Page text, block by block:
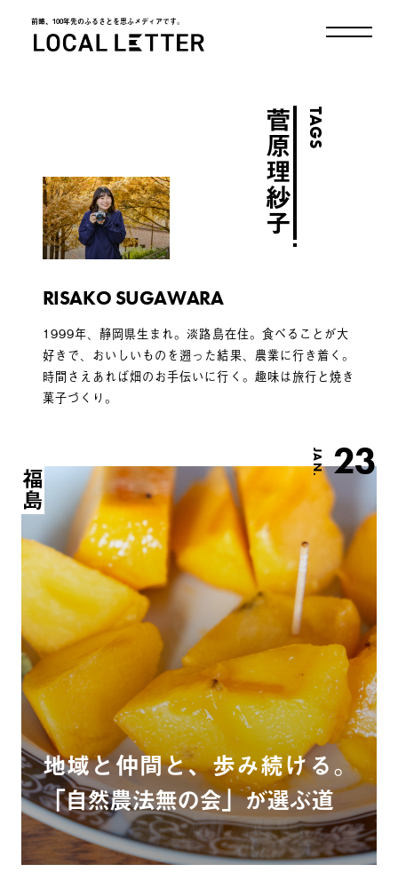
前略、100年先のふるさとを思ふメディアです。
TAGS
菅原理紗子
RISAKO SUGAWARA
1999年、静岡県生まれ。淡路島在住。食べることが大
好きで、おいしいものを遡った結果、農業に行き着く。
時間さえあれば畑のお手伝いに行く。趣味は旅行と焼き
菓子づくり。
JAN. 23
福島
地域と仲間と、歩み続ける。
「自然農法無の会」が選ぶ道